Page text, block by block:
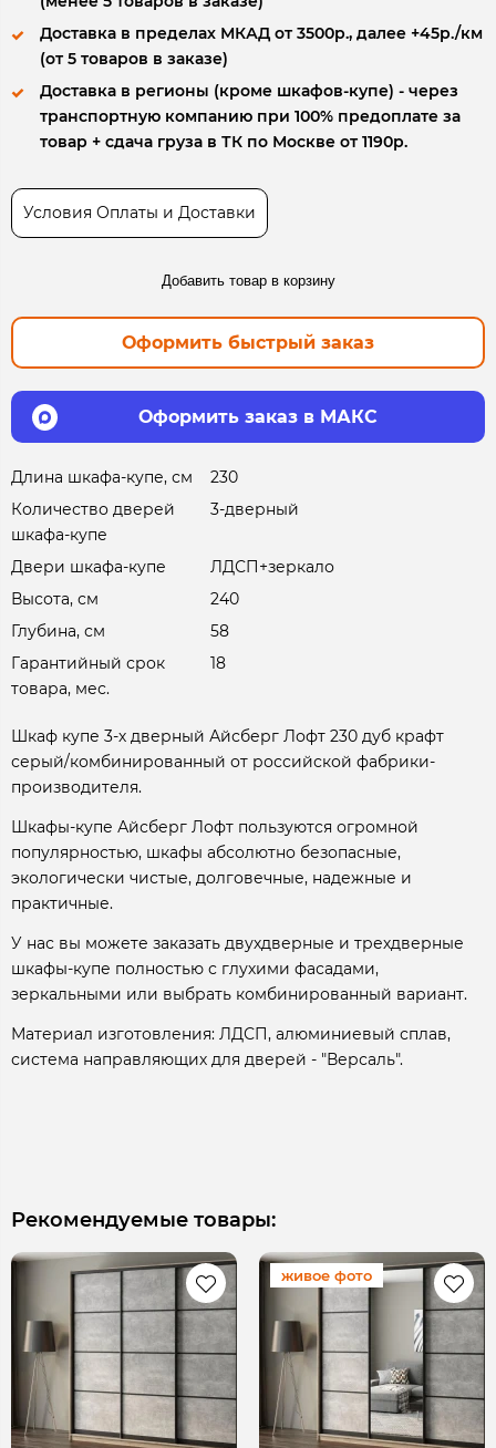
Доставка в пределах МКАД от 3500р., далее +45р./км
(от 5 товаров в заказе)
Доставка в регионы (кроме шкафов-купе) - через
транспортную компанию при 100% предоплате за
товар + сдача груза в ТК по Москве от 1190р.
Условия Оплаты и Доставки
Добавить товар в корзину
Оформить быстрый заказ
Оформить заказ в МАКС
Длина шкафа-купе, см
230
Количество дверей
шкафа-купе
3-дверный
Двери шкафа-купе
ЛДСП+зеркало
Высота, см
240
Глубина, см
58
Гарантийный срок
товара, мес.
18
Шкаф купе 3-х дверный Айсберг Лофт 230 дуб крафт
серый/комбинированный от российской фабрики-
производителя.
Шкафы-купе Айсберг Лофт пользуются огромной
популярностью, шкафы абсолютно безопасные,
экологически чистые, долговечные, надежные и
практичные.
У нас вы можете заказать двухдверные и трехдверные
шкафы-купе полностью с глухими фасадами,
зеркальными или выбрать комбинированный вариант.
Материал изготовления: ЛДСП, алюминиевый сплав,
система направляющих для дверей - "Версаль".
Рекомендуемые товары:
живое фото